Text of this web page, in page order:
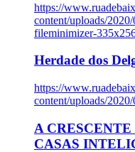
https://
content/uploads/
fileminimizer-
Herdade dos
https://
content/uploads/
A
CASAS